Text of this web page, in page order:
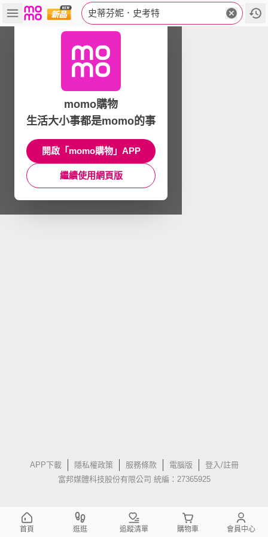
史蒂芬妮．史考特
APP下載 隱私權政策 服務條款 電腦版
登入/註冊
富邦媒體科技股份有限公司 統編：27365925
momo購物
生活大小事都是momo的事
開啟「momo購物」APP
繼續使用網頁版
首頁 逛逛 追蹤清單 購物車 會員中心